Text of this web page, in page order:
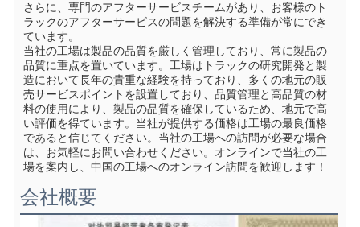
さらに、専門のアフターサービスチームがあり、お客様のト
ラックのアフターサービスの問題を解決する準備が常にでき
ています。
当社の工場は製品の品質を厳しく管理しており、常に製品の
品質に重点を置いています。工場はトラックの研究開発と製
造において長年の貴重な経験を持っており、多くの地元の販
売サービスポイントを設置しており、品質管理と高品質の材
料の使用により、製品の品質を確保しているため、地元で高
い評価を得ています。当社が提供する価格は工場の最良価格
であると信じてください。当社の工場への訪問が必要な場合
は、お気軽にお問い合わせください。オンラインで当社の工
場を案内し、中国の工場へのオンライン訪問を歓迎します！
会社概要